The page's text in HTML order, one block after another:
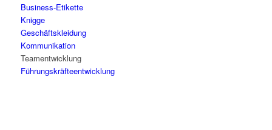
Business-Etikette
Knigge
Geschäftskleidung
Kommunikation
Teamentwicklung
Führungskräfteentwicklung